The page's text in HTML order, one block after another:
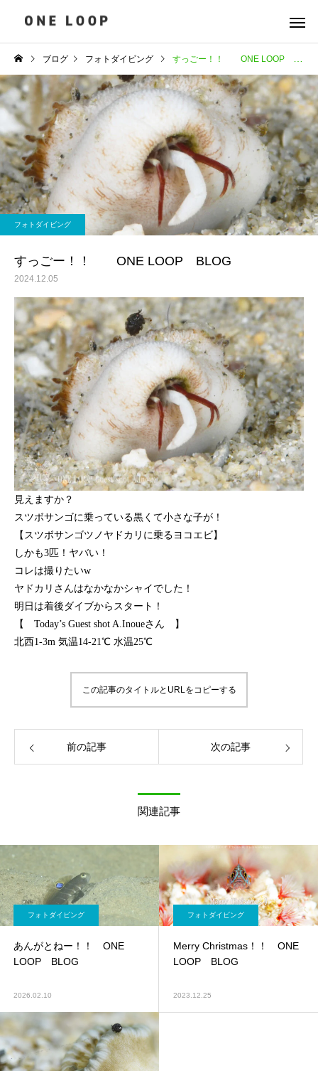
ブログ フォトダイビング すっごー！！ ONE LOOP BLOG
フォトダイビング
すっごー！！ ONE LOOP BLOG
2024.12.05
見えますか？
スツボサンゴに乗っている黒くて小さな子が！
【スツボサンゴツノヤドカリに乗るヨコエビ】
しかも3匹！ヤバい！
コレは撮りたいw
ヤドカリさんはなかなかシャイでした！
明日は着後ダイブからスタート！
【 Today’s Guest shot A.Inoueさん 】
北西1-3m 気温14-21℃ 水温25℃
この記事のタイトルとURLをコピーする
前の記事 次の記事
関連記事
フォトダイビング
あんがとねー！！ ONE
LOOP BLOG
2026.02.10
フォトダイビング
Merry Christmas！！ ONE
LOOP BLOG
2023.12.25